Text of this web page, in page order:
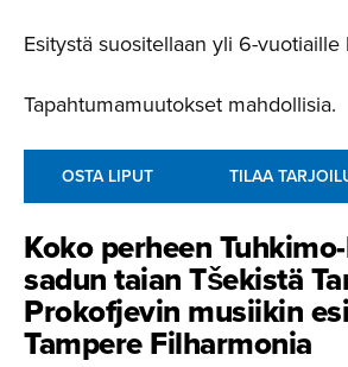
Esitystä suositellaan yli 6-vuotiaille
Tapahtumamuutokset mahdollisia.
OSTA LIPUT TILAA
Koko perheen
sadun taian Tšekistä
Prokofjevin musiikin
Tampere Filharmonia